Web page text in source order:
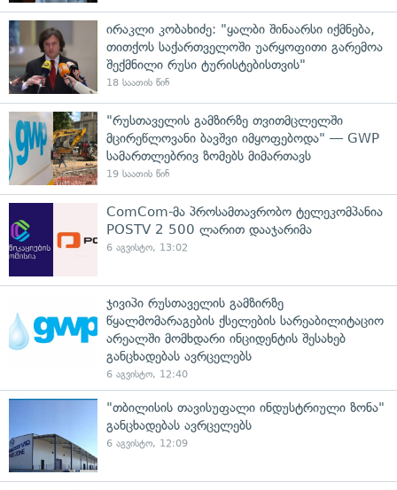
ირაკლი კობახიძე: "ყალბი შინაარსი იქმნება,
თითქოს საქართველოში უარყოფითი გარემოა
შექმნილი რუსი ტურისტებისთვის"
18 საათის წინ
"რუსთაველის გამზირზე თვითმცლელში
მცირეწლოვანი ბავშვი იმყოფებოდა" — GWP
სამართლებრივ ზომებს მიმართავს
19 საათის წინ
ComCom-მა პროსამთავრობო ტელეკომპანია
POSTV 2 500 ლარით დააჯარიმა
6 აგვისტო, 13:02
ჯივიპი რუსთაველის გამზირზე
წყალმომარაგების ქსელების სარეაბილიტაციო
არეალში მომხდარი ინციდენტის შესახებ
განცხადებას ავრცელებს
6 აგვისტო, 12:40
"თბილისის თავისუფალი ინდუსტრიული ზონა"
განცხადებას ავრცელებს
6 აგვისტო, 12:09